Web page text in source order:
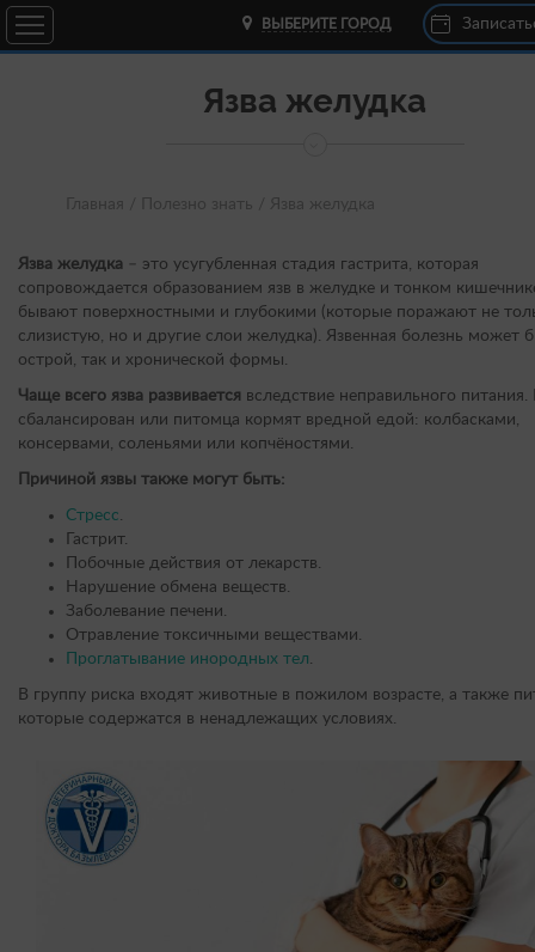
ВЫБЕРИТЕ ГОРОД
Язва желудка
Главная / Полезно знать / Язва желудка
Язва желудка – это усугубленная стадия гастрита, которая
сопровождается образованием язв в желудке и тонком
бывают поверхностными и глубокими (которые поражают не
слизистую, но и другие слои желудка). Язвенная болезнь может
острой, так и хронической формы.
Чаще всего язва развивается вследствие неправильного питания.
сбалансирован или питомца кормят вредной едой: колбасками,
консервами, соленьями или копчёностями.
Причиной язвы также могут быть:
Стресс.
Гастрит.
Побочные действия от лекарств.
Нарушение обмена веществ.
Заболевание печени.
Отравление токсичными веществами.
Проглатывание инородных тел.
В группу риска входят животные в пожилом возрасте, а также
которые содержатся в ненадлежащих условиях.